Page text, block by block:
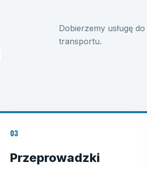
Dobierzemy usługę
transportu.
03
Przeprowadzki